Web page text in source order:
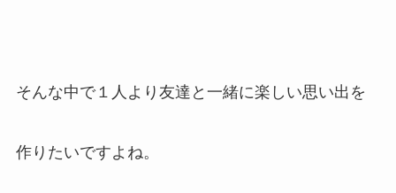
そんな中で１人より友達と一緒に楽しい思い出を
作りたいですよね。